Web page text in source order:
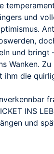
und
und bringt
Wanken.
ihm die
INS
und